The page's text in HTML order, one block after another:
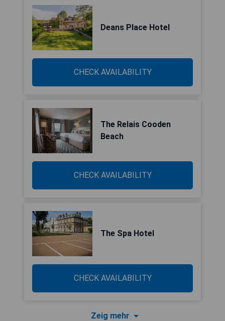
Deans Place Hotel
CHECK AVAILABILITY
The Relais Cooden
Beach
CHECK AVAILABILITY
The Spa Hotel
CHECK AVAILABILITY
Zeig mehr